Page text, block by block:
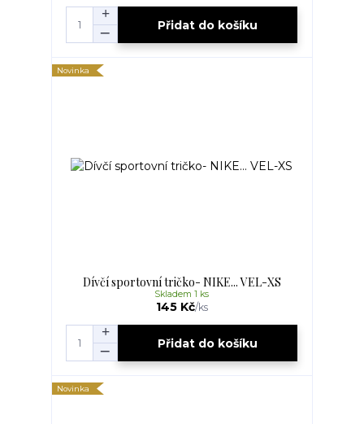
Přidat do košíku
Novinka
Dívčí sportovní tričko- NIKE... VEL-XS
145 Kč/ks
Skladem 1 ks
Přidat do košíku
Novinka